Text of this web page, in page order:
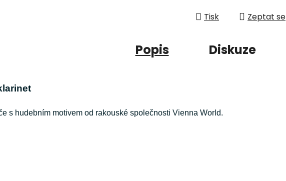
Tisk Zeptat se
Popis Diskuze
s hudebním motivem od rakouské společnosti Vienna World.